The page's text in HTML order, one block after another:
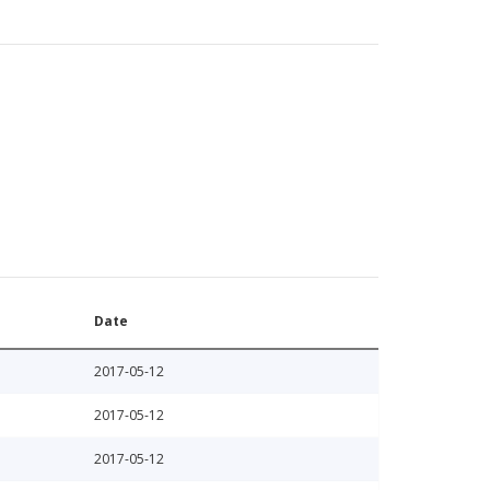
Date
2017-05-12
2017-05-12
2017-05-12